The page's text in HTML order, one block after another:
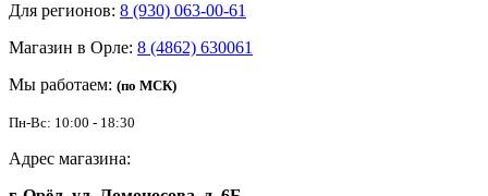
Для регионов: 8 (930) 063-00-61
Магазин в Орле: 8 (4862) 630061
Мы работаем: (по МСК)
Пн-Вс: 10:00 - 18:30
Адрес магазина: